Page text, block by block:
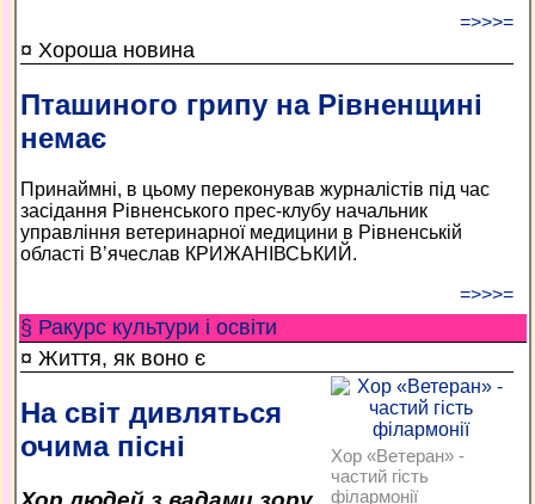
=>>>=
¤ Хороша новина
Пташиного грипу на Рівненщині
немає
Принаймні, в цьому переконував журналістів під час
засідання Рівненського прес-клубу начальник
управління ветеринарної медицини в Рівненській
області В’ячеслав КРИЖАНІВСЬКИЙ.
=>>>=
§ Ракурс культури і освіти
¤ Життя, як воно є
Хор «Ветеран» -
частий гість
філармонії
На світ дивляться
очима пісні